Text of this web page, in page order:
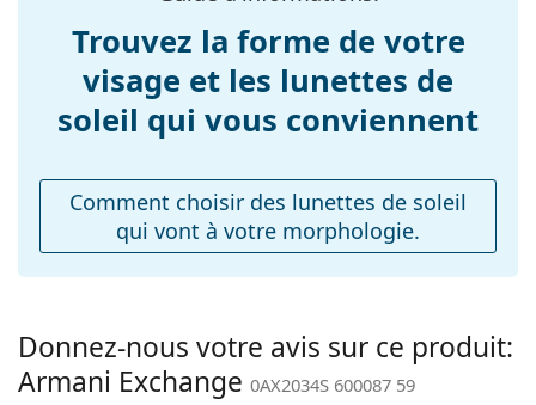
Largeur du pont:
14 mm
Accessoires
Étui:
Non
Tissu de
Oui
Autres
Sexe:
Unisex
Trouvez la forme de votre
visage et les lunettes de
soleil qui vous conviennent
Comment choisir des lunettes de soleil
qui vont à votre morphologie.
Donnez-nous votre avis sur ce produit:
Armani Exchange 0AX2034S 600087 59